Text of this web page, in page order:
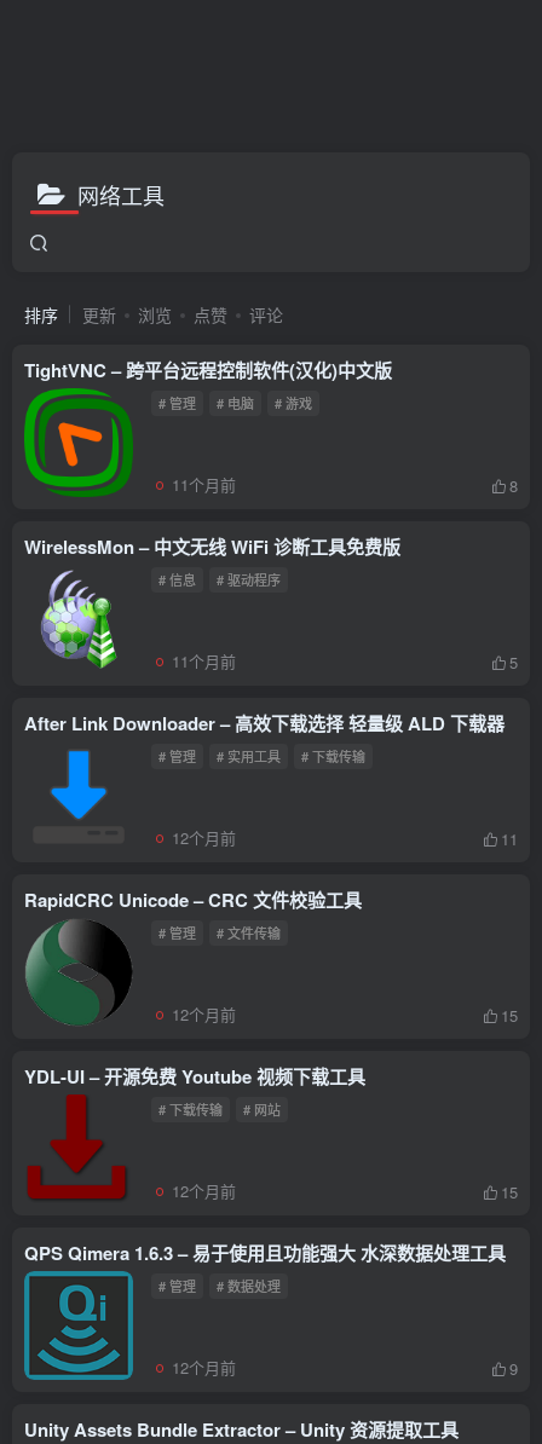
网络工具
排序 更新 浏览 点赞 评论
TightVNC – 跨平台远程控制软件(汉化)中文版
# 管理 # 电脑 # 游戏
11个月前 8
WirelessMon – 中文无线 WiFi 诊断工具免费版
# 信息 # 驱动程序
11个月前 5
After Link Downloader – 高效下载选择 轻量级 ALD 下载器
# 管理 # 实用工具 # 下载传输
12个月前 11
RapidCRC Unicode – CRC 文件校验工具
# 管理 # 文件传输
12个月前 15
YDL-UI – 开源免费 Youtube 视频下载工具
# 下载传输 # 网站
12个月前 15
QPS Qimera 1.6.3 – 易于使用且功能强大 水深数据处理工具
# 管理 # 数据处理
12个月前 9
Unity Assets Bundle Extractor – Unity 资源提取工具